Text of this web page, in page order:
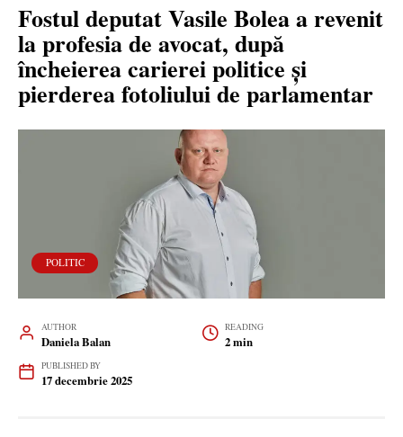
Fostul deputat Vasile Bolea a revenit
la profesia de avocat, după
încheierea carierei politice și
pierderea fotoliului de parlamentar
POLITIC
AUTHOR
Daniela Balan
READING
2 min
PUBLISHED BY
17 decembrie 2025